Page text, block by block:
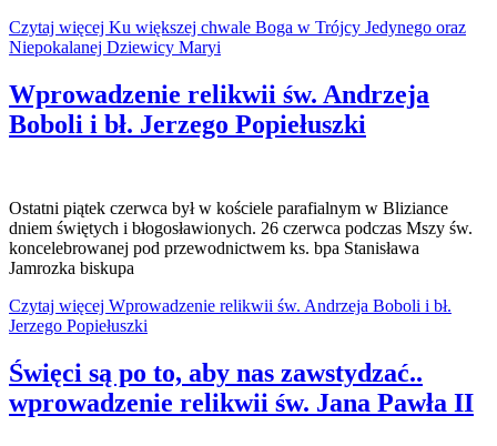
Czytaj więcej Ku większej chwale Boga w Trójcy Jedynego oraz
Niepokalanej Dziewicy Maryi
Wprowadzenie relikwii św. Andrzeja
Boboli i bł. Jerzego Popiełuszki
Ostatni piątek czerwca był w kościele parafialnym w Bliziance
dniem świętych i błogosławionych. 26 czerwca podczas Mszy św.
koncelebrowanej pod przewodnictwem ks. bpa Stanisława
Jamrozka biskupa
Czytaj więcej Wprowadzenie relikwii św. Andrzeja Boboli i bł.
Jerzego Popiełuszki
Święci są po to, aby nas zawstydzać..
wprowadzenie relikwii św. Jana Pawła II